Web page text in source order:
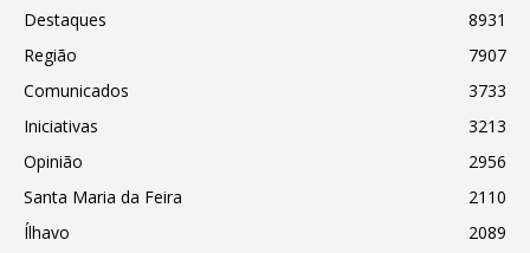
Destaques
8931
Região
7907
Comunicados
3733
Iniciativas
3213
Opinião
2956
Santa Maria da Feira
2110
Ílhavo
2089